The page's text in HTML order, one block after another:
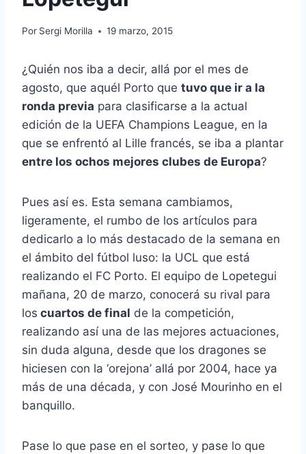
Por Sergi Morilla 19 marzo, 2015
¿Quién nos iba a decir, allá por el mes de
agosto, que aquél Porto que tuvo que ir a la
ronda previa para clasificarse a la actual
edición de la UEFA Champions League, en la
que se enfrentó al Lille francés, se iba a plantar
entre los ochos mejores clubes de Europa?
Pues así es. Esta semana cambiamos,
ligeramente, el rumbo de los artículos para
dedicarlo a lo más destacado de la semana en
el ámbito del fútbol luso: la UCL que está
realizando el FC Porto. El equipo de Lopetegui
mañana, 20 de marzo, conocerá su rival para
los cuartos de final de la competición,
realizando así una de las mejores actuaciones,
sin duda alguna, desde que los dragones se
hiciesen con la ‘orejona’ allá por 2004, hace ya
más de una década, y con José Mourinho en el
banquillo.
Pase lo que pase en el sorteo, y pase lo que